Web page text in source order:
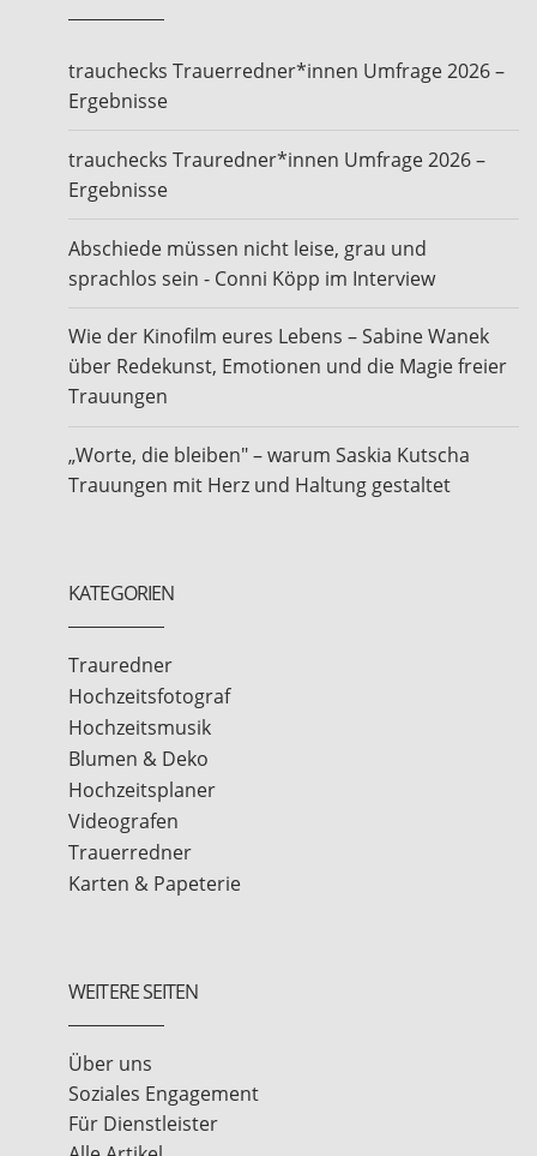
trauchecks Trauerredner*innen Umfrage 2026 –
Ergebnisse
trauchecks Trauredner*innen Umfrage 2026 –
Ergebnisse
Abschiede müssen nicht leise, grau und
sprachlos sein - Conni Köpp im Interview
Wie der Kinofilm eures Lebens – Sabine Wanek
über Redekunst, Emotionen und die Magie freier
Trauungen
„Worte, die bleiben" – warum Saskia Kutscha
Trauungen mit Herz und Haltung gestaltet
KATEGORIEN
Trauredner
Hochzeitsfotograf
Hochzeitsmusik
Blumen & Deko
Hochzeitsplaner
Videografen
Trauerredner
Karten & Papeterie
WEITERE SEITEN
Über uns
Soziales Engagement
Für Dienstleister